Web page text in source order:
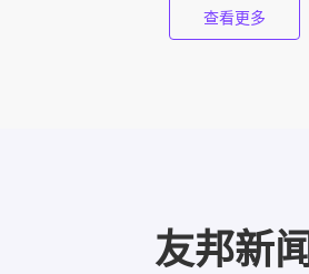
查看更多
友邦新闻